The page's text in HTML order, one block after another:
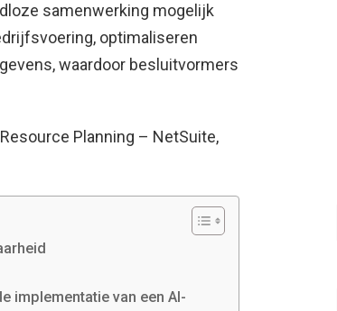
samenwerking mogelijk
optimaliseren
waardoor besluitvormers
Planning – NetSuite,
implementatie van een AI-